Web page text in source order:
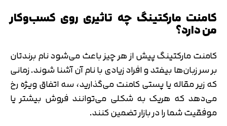
کامنت مارکتینگ چه تاثیری روی کسب‌وکار
من دارد؟
کامنت مارکتینگ پیش از هر چیز باعث می‌شود نام برندتان
بر سر زبان‌ها بیفتد و افراد زیادی با نام آن آشنا شوند. زمانی
که زیر مقاله یا پستی کامنت می‌گذارید، سه اتفاق ویژه رخ
می‌دهد که هریک به شکلی می‌توانند فروش بیشتر یا
موفقیت شما را در بازار تضمین کنند.